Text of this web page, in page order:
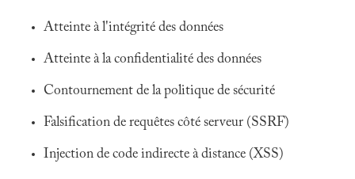
Atteinte à l'intégrité des données
Atteinte à la confidentialité des données
Contournement de la politique de sécurité
Falsification de requêtes côté serveur (SSRF)
Injection de code indirecte à distance (XSS)